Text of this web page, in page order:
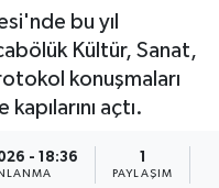
bu yıl
Kültür, Sanat,
konuşmaları
açtı.
- 18:36 1
PAYLAŞIM